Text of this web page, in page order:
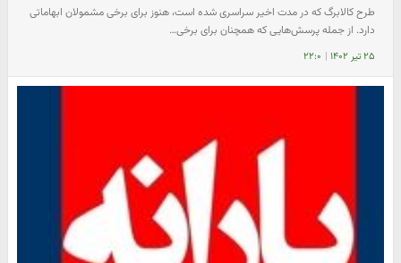
طرح کالابرگ که در مدت اخیر سراسری شده است، هنوز برای برخی مشمولان ابهاماتی
دارد. از جمله پرسش‌هایی که همچنان برای برخی…
۲۵ تیر ۱۴۰۲ | ۲۲:۰